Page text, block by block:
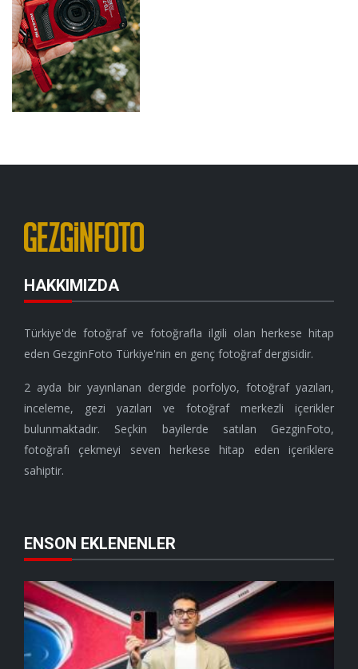
HAKKIMIZDA
Türkiye'de fotoğraf ve fotoğrafla ilgili olan herkese hitap
eden GezginFoto Türkiye'nin en genç fotoğraf dergisidir.
2 ayda bir yayınlanan dergide porfolyo, fotoğraf yazıları,
inceleme, gezi yazıları ve fotoğraf merkezli içerikler
bulunmaktadır. Seçkin bayilerde satılan GezginFoto,
fotoğrafı çekmeyi seven herkese hitap eden içeriklere
sahiptir.
ENSON EKLENENLER